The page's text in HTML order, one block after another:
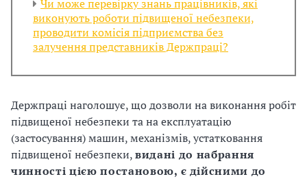
Чи може перевірку знань працівників, які
виконують роботи підвищеної небезпеки,
проводити комісія підприємства без
залучення представників Держпраці?
Держпраці наголошує, що дозволи на виконання робіт
підвищеної небезпеки та на експлуатацію
(застосування) машин, механізмів, устатковання
підвищеної небезпеки,видані до набрання
чинності цією постановою, є дійсними до